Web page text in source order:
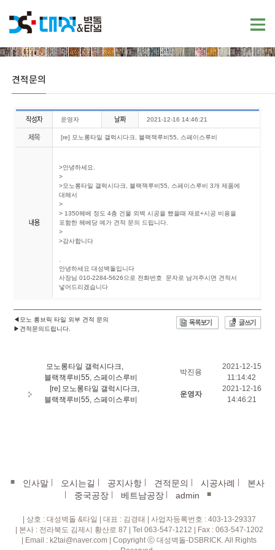
견적문의
운영자 2021-12-16 14:46:21
[re] 모노롱타일 갤럭시다크, 블랙잭루비55, 스페이스루비
>안녕하세요.
>
>모노롱타일 갤럭시다크, 블랙잭루비55, 스페이스루비 3개 제품에
대해서
>
> 1350헤베 정도 4층 건물 외벽 시공을 했을때 재료+시공 비용을
포함한 헤베당 예가 견적 문의 드립니다.
>
>감사합니다
안녕하세요 대성벽돌입니다
사장님 010-2284-5626으로 전화번호 문자로 남겨주시면 견적서
넣어드리겠습니다
◀모노 롱브릭 타일 외부 견적 문의
▶견적문의드립니다.
모노롱타일 갤럭시다크,
블랙잭루비55, 스페이스루비
박진용
2021-12-15
11:14:42
[re] 모노롱타일 갤럭시다크,
블랙잭루비55, 스페이스루비
운영자
2021-12-16
14:46:21
■ 인사말 오시는길 공지사항 견적문의 시공사례 본사
중국공장 베트남공장| admin ■
| 상호 : 대성벽돌 &타일 | 대표 : 김경태 | 사업자등록번호 : 403-13-29337
| 본사 : 전라북도 김제시 황산로 87 | Tel 063-547-1212 | Fax : 063-547-1202
| Email : k2tai@naver.com | Copyright ⓒ 대성벽돌-DSBRICK. All Rights